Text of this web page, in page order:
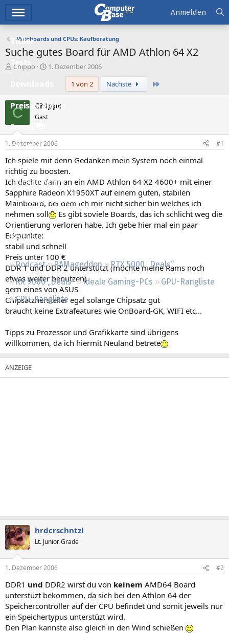
Ticker
Tests
Preisvergleich
Forum
Aktuelles
Empfohlene Inhalte
Neue Beiträge
Neueste Aktivitäten
Leserartikel
Regeln
Podcast RAMageddon
RTX 5000 „Deals“
RX 9000 „Deals“
Ideale Gaming-PCs
GPU-Rangliste
CPU-Rangliste
Anmelden
Mainboards und CPUs: Kaufberatung
Suche gutes Board für AMD Athlon 64 X2
E
e
l
e
r
Chippo
E
e
l
l
a
m
1. Dezember 2006
1 von 2
Nächste
C Chippo
Gast
1. Dezember 2006 #1
Ich spiele mit denn Gedanken mein System noch einmal
richtig zu boosten.
Ich dachte dann an ein AMD Athlon 64 X2 4600+ mit einer
Sapphire Radeon X1950XT auf einem guten, stabilen
Mainboard, bei dem ich mir nicht sicher bin welches ich
nehmen soll
Es gibt soviele Boards, das ich schlicht weg die
Orientierung verloren habe. Ich gebe hier mal ein paar
Eckpunkte:
stabil und schnell
Preis unter 100 €
DDR 1 und DDR 2 unterstützt (möchte meine Rams noch
etwas weiter benutzen)
gern eines von ASUS
Chipsatzhersteller egal solange Chipsatz gut
braucht keine Extrafeatures wie OnBoard-GK, WIFI etc...
Tipps zu Prozessor und Grafikkarte sind übrigens
willkommen, da ich hiermit Neuland betrete
hrdcrschntzl
Lt. Junior Grade
1. Dezember 2006 #2
DDR1 und DDR2 wirst du von keinem AMD64 Board
unterstüzt bekommen, da sich bei den Athlon 64 der
Speichercontroller auf der CPU befindet und somit jeweils nur
ein Speichertypus unterstüzt wird.
Den Plan kannste also gleich in den Wind schießen